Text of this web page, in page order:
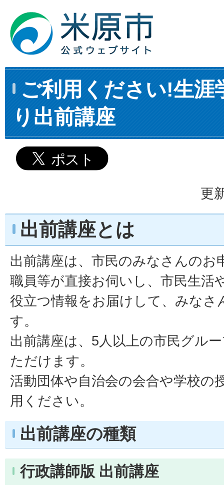
ご利用ください!生涯
り出前講座
更
出前講座とは
出前講座は、市民のみなさんのお
職員等が直接お伺いし、市民生活
役立つ情報をお届けして、みなさ
す。
出前講座は、5人以上の市民グル
ただけます。
活動団体や自治会の会合や学校の
用ください。
出前講座の種類
行政講師版 出前講座